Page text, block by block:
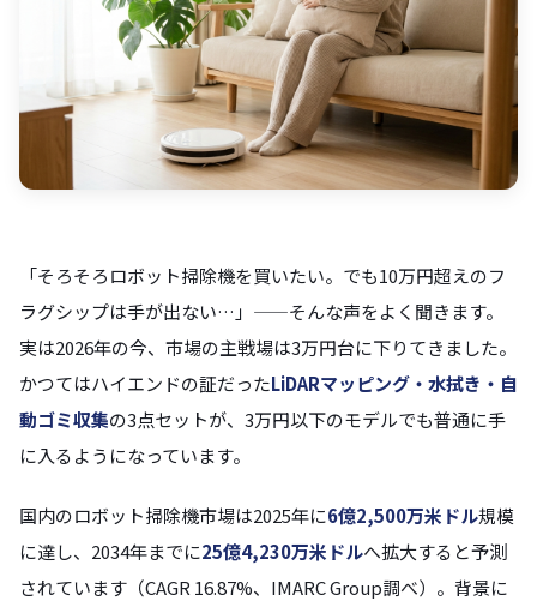
「そろそろロボット掃除機を買いたい。でも10万円超えのフ
ラグシップは手が出ない…」——そんな声をよく聞きます。
実は2026年の今、市場の主戦場は3万円台に下りてきました。
かつてはハイエンドの証だったLiDARマッピング・水拭き・自
動ゴミ収集の3点セットが、3万円以下のモデルでも普通に手
に入るようになっています。
国内のロボット掃除機市場は2025年に6億2,500万米ドル規模
に達し、2034年までに25億4,230万米ドルへ拡大すると予測
されています（CAGR 16.87%、IMARC Group調べ）。背景に